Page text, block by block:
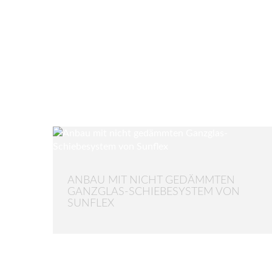
ANBAU MIT NICHT GEDÄMMTEN
GANZGLAS-SCHIEBESYSTEM VON
SUNFLEX